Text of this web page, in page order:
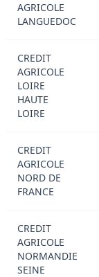
AGRICOLE
LANGUEDOC
CREDIT
AGRICOLE
LOIRE
HAUTE
LOIRE
CREDIT
AGRICOLE
NORD DE
FRANCE
CREDIT
AGRICOLE
NORMANDIE
SEINE